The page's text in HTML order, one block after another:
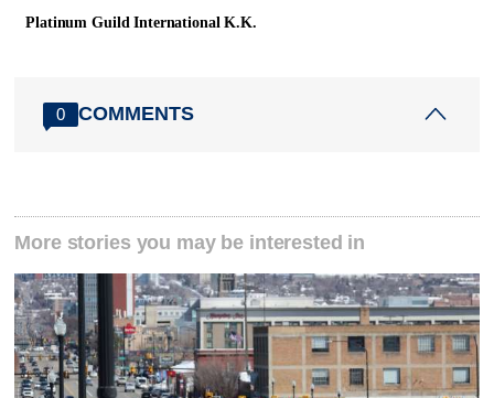
Platinum Guild International K.K.
0 COMMENTS
More stories you may be interested in